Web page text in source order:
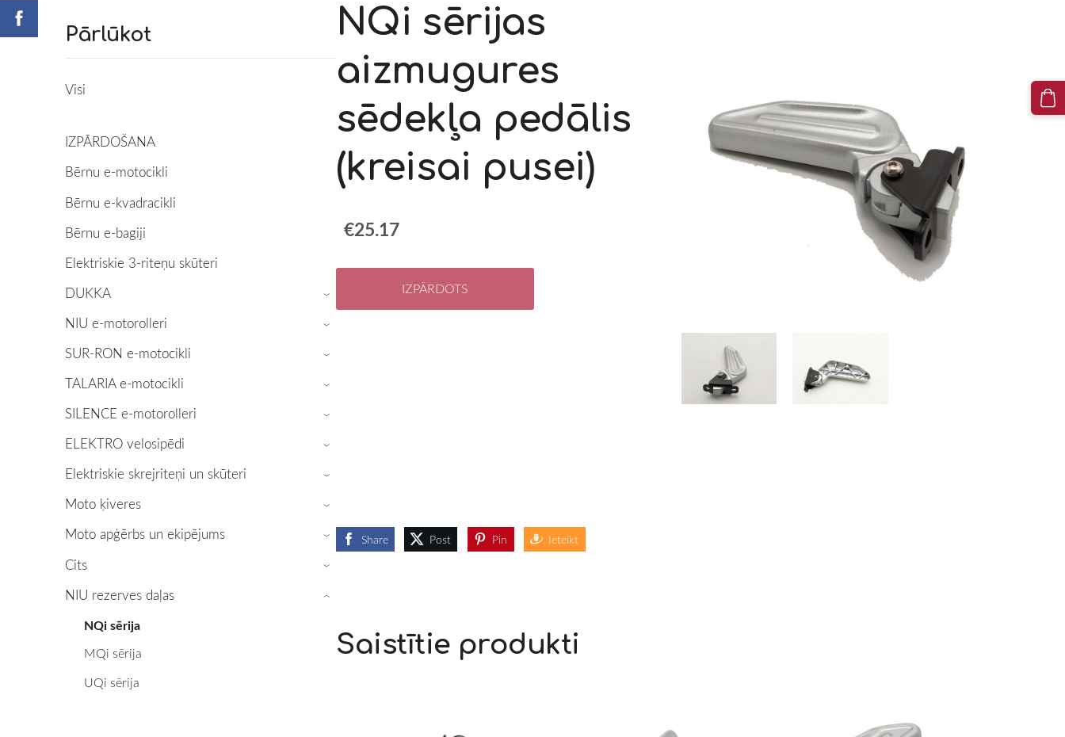
Pārlūkot
Visi
IZPĀRDOŠANA
Bērnu e-motocikli
Bērnu e-kvadracikli
Bērnu e-bagiji
Elektriskie 3-riteņu skūteri
DUKKA
›
NIU e-motorolleri ›
SUR-RON e-motocikli ›
TALARIA e-motocikli ›
SILENCE e-motorolleri ›
ELEKTRO velosipēdi ›
Elektriskie skrejriteņi un skūteri ›
Moto ķiveres ›
Moto apģērbs un ekipējums ›
Cits ›
NIU rezerves daļas
NQi sērija
MQi sērija
UQi sērija
›
NQi sērijas
aizmugures
sēdekļa pedālis
(kreisai pusei)
€25.17
IZPĀRDOTS
Share Post Pin Ieteikt
Saistītie produkti